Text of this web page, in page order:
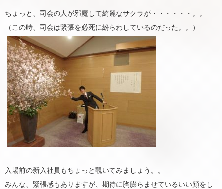
ちょっと、司会の人が邪魔して綺麗なサクラが・・・・・・。。
（この時、司会は緊張を必死に紛らわしているのだった。。）
入場前の新入社員もちょっと覗いてみましょう。。
みんな、緊張感もありますが、期待に胸膨らませているいい顔をし